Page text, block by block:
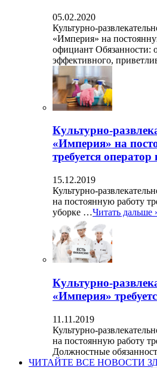
05.02.2020
Культурно-
«Империя» на
официант Обязанности:
эффективного,
Культурно-
«Империя» на
требуется
15.12.2019
Культурно-
на постоянную работу
уборке …Читать дальше
Культурно-
«Империя»
11.11.2019
Культурно-
на постоянную работу
Должностные
ЧИТАЙТЕ ВСЕ НОВОСТИ